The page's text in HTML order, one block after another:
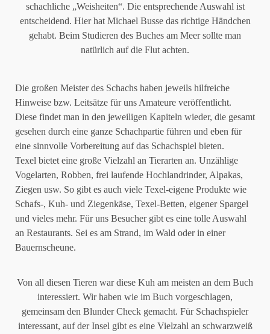
schachliche „Weisheiten“. Die entsprechende Auswahl ist
entscheidend. Hier hat Michael Busse das richtige Händchen
gehabt. Beim Studieren des Buches am Meer sollte man
natürlich auf die Flut achten.
Die großen Meister des Schachs haben jeweils hilfreiche
Hinweise bzw. Leitsätze für uns Amateure veröffentlicht.
Diese findet man in den jeweiligen Kapiteln wieder, die gesamt
gesehen durch eine ganze Schachpartie führen und eben für
eine sinnvolle Vorbereitung auf das Schachspiel bieten.
Texel bietet eine große Vielzahl an Tierarten an. Unzählige
Vogelarten, Robben, frei laufende Hochlandrinder, Alpakas,
Ziegen usw. So gibt es auch viele Texel-eigene Produkte wie
Schafs-, Kuh- und Ziegenkäse, Texel-Betten, eigener Spargel
und vieles mehr. Für uns Besucher gibt es eine tolle Auswahl
an Restaurants. Sei es am Strand, im Wald oder in einer
Bauernscheune.
Von all diesen Tieren war diese Kuh am meisten an dem Buch
interessiert. Wir haben wie im Buch vorgeschlagen,
gemeinsam den Blunder Check gemacht. Für Schachspieler
interessant, auf der Insel gibt es eine Vielzahl an schwarzweiß